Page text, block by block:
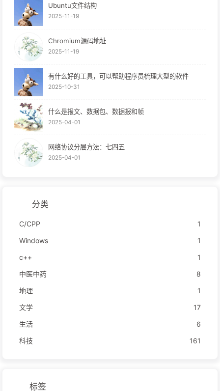
Ubuntu文件结构
2025-11-19
Chromium源码地址
2025-11-19
有什么好的工具，可以帮助程序员梳理大型的软件
2025-10-31
什么是报文、数据包、数据报和帧
2025-04-01
网络协议分层方法：七四五
2025-04-01
分类
C/CPP
1
Windows
1
c++
1
中医中药
8
地理
1
文学
17
生活
6
科技
161
标签